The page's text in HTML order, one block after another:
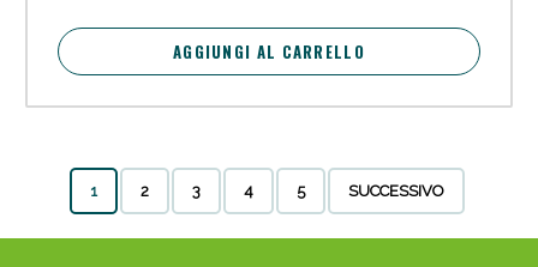
AGGIUNGI AL CARRELLO
1 2 3 4 5 SUCCESSIVO